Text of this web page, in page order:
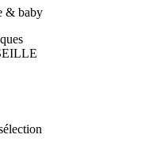
& baby